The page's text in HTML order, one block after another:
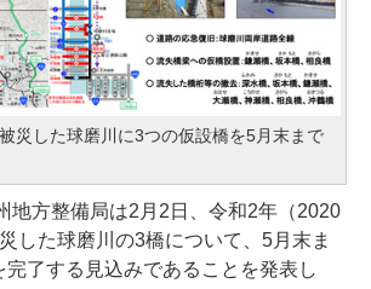
災した球磨川に3つの仮設橋を5月末まで
方整備局は2月2日、令和2年（2020
した球磨川の3橋について、5月末ま
完了する見込みであることを発表し